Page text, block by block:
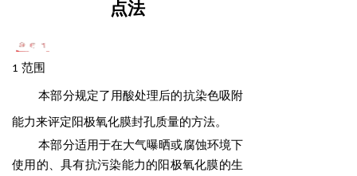
点法
1 范围
本部分规定了用酸处理后的抗染色吸附
能力来评定阳极氧化膜封孔质量的方法。
本部分适用于在大气曝晒或腐蚀环境下
使用的、具有抗污染能力的阳极氧化膜的生